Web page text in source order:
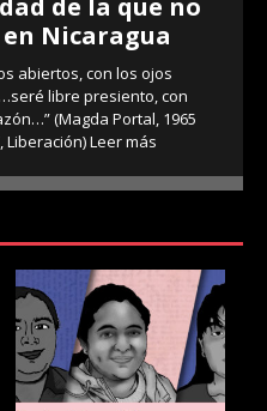
de la que no
Nicaragua
abiertos, con los ojos
libre presiento, con
(Magda Portal, 1965
Liberación)Leer más